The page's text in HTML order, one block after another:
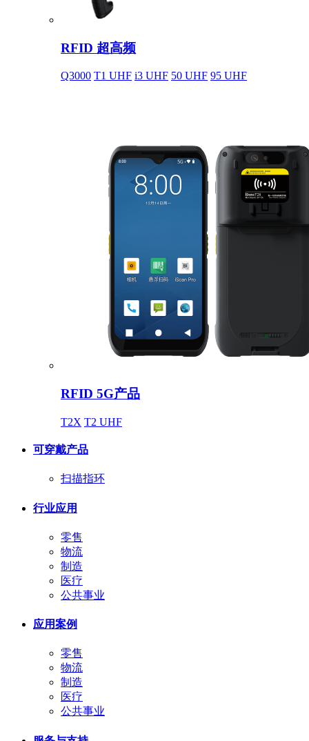
RFID 超高频
Q3000 T1 UHF i3 UHF 50 UHF 95 UHF
RFID 5G产品
T2X T2 UHF
可穿戴产品
扫描指环
行业应用
零售
物流
制造
医疗
公共事业
应用案例
零售
物流
制造
医疗
公共事业